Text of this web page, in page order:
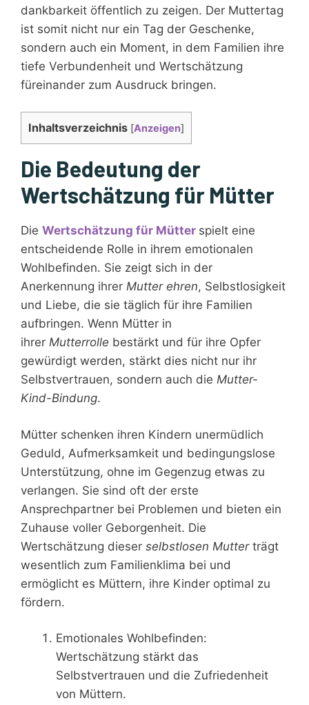
dankbarkeit öffentlich zu zeigen. Der Muttertag
ist somit nicht nur ein Tag der Geschenke,
sondern auch ein Moment, in dem Familien ihre
tiefe Verbundenheit und Wertschätzung
füreinander zum Ausdruck bringen.
Inhaltsverzeichnis [Anzeigen]
Die Bedeutung der
Wertschätzung für Mütter
Die Wertschätzung für Mütter spielt eine
entscheidende Rolle in ihrem emotionalen
Wohlbefinden. Sie zeigt sich in der
Anerkennung ihrer Mutter ehren, Selbstlosigkeit
und Liebe, die sie täglich für ihre Familien
aufbringen. Wenn Mütter in
ihrer Mutterrolle bestärkt und für ihre Opfer
gewürdigt werden, stärkt dies nicht nur ihr
Selbstvertrauen, sondern auch die Mutter-
Kind-Bindung.
Mütter schenken ihren Kindern unermüdlich
Geduld, Aufmerksamkeit und bedingungslose
Unterstützung, ohne im Gegenzug etwas zu
verlangen. Sie sind oft der erste
Ansprechpartner bei Problemen und bieten ein
Zuhause voller Geborgenheit. Die
Wertschätzung dieser selbstlosen Mutterträgt
wesentlich zum Familienklima bei und
ermöglicht es Müttern, ihre Kinder optimal zu
fördern.
Emotionales Wohlbefinden:
Wertschätzung stärkt das
Selbstvertrauen und die Zufriedenheit
von Müttern.